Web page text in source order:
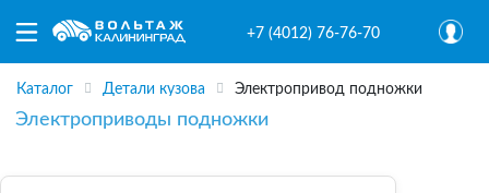
+7 (4012) 76-76-70
Каталог Детали кузова Электропривод подножки
Электроприводы подножки